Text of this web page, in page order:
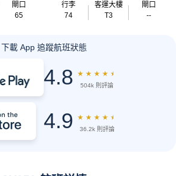
閘口
65
行李
74
客運大樓
T3
閘口
--
下載 App 追蹤航班狀態
4.8 ★ ★ ★ ★ ★
504k 則評論
4.9 ★ ★ ★ ★ ★
36.2k 則評論